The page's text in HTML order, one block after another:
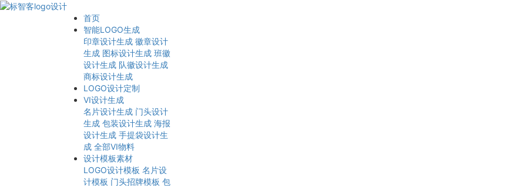
首页
智能LOGO生成
印章设计生成 徽章设计
生成 图标设计生成 班徽
设计生成 队徽设计生成
商标设计生成
LOGO设计定制
VI设计生成
名片设计生成 门头设计
生成 包装设计生成 海报
设计生成 手提袋设计生
成 全部VI物料
设计模板素材
LOGO设计模板 名片设
计模板 门头招牌模板 包